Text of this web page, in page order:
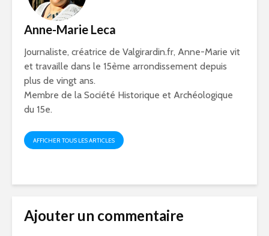
Anne-Marie Leca
Journaliste, créatrice de Valgirardin.fr, Anne-Marie vit
et travaille dans le 15ème arrondissement depuis
plus de vingt ans.
Membre de la Société Historique et Archéologique
du 15e.
AFFICHER TOUS LES ARTICLES
Ajouter un commentaire